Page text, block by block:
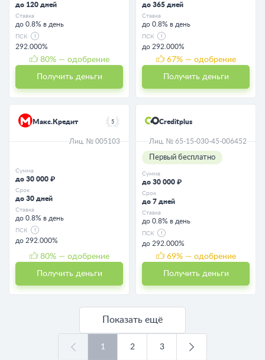
до 120 дней
Ставка
до 0.8% в день
ПСК
292.000%
80% — одобрение
Получить деньги
до 365 дней
Ставка
до 0.8% в день
ПСК
до 292.000%
67% — одобрение
Получить деньги
Макс.Кредит 5
Лиц. № 005103
Сумма
до 30 000 ₽
Срок
до 30 дней
Ставка
до 0.8% в день
ПСК
до 292.000%
80% — одобрение
Получить деньги
Creditplus
Лиц. № 65-15-030-45-006452
Первый бесплатно
Сумма
до 30 000 ₽
Срок
до 7 дней
Ставка
до 0.8% в день
ПСК
до 292.000%
69% — одобрение
Получить деньги
Показать ещё
1 2 3